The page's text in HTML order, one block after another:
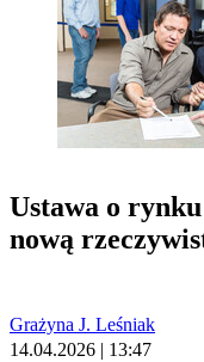
Ustawa o
nową
Grażyna J. Leśniak
14.04.2026 | 13:47